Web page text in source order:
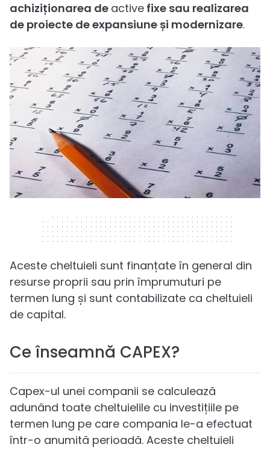
achiziționarea de active fixe sau realizarea
de proiecte de expansiune și modernizare.
320 x 50
Aceste cheltuieli sunt finanțate în general din
resurse proprii sau prin împrumuturi pe
termen lung și sunt contabilizate ca cheltuieli
de capital.
Ce înseamnă CAPEX?
Capex-ul unei companii se calculează
adunând toate cheltuielile cu investițiile pe
termen lung pe care compania le-a efectuat
într-o anumită perioadă. Aceste cheltuieli